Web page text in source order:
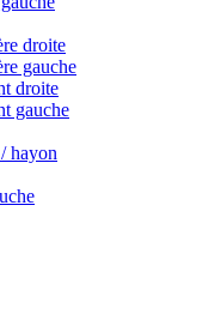
droite
gauche
droite
gauche
hayon